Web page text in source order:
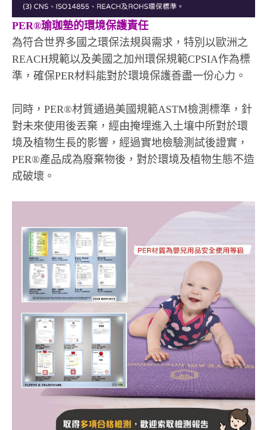
PER®瑜珈墊的環境保護責任
為符合世界多國之環保法規與需求，特別以歐洲之
REACH規範以及美國之加州環保規範CPSIA作為標
準，確保PER材料能對於環境保護善盡一份心力。
同時，PER®材質通過美國規範ASTM檢測標準，針
對未來使用後丟棄，經由掩埋進入土壤中所對於環
境及植物生長的影響，經過實地檢驗測試後證實，
PER®產品成為廢棄物後，對於環境及植物生態不造
成破壞。